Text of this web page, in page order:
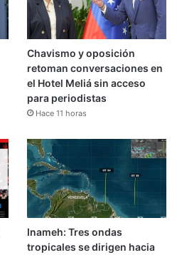
Chavismo y oposición
retoman conversaciones en
el Hotel Meliá sin acceso
para periodistas
Hace 11 horas
Inameh: Tres ondas
tropicales se dirigen hacia